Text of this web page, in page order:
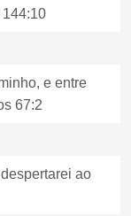
e entre
67:2
ao